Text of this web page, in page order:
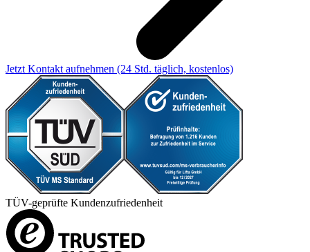
Jetzt Kontakt aufnehmen (24 Std. täglich, kostenlos)
TÜV-geprüfte Kundenzufriedenheit